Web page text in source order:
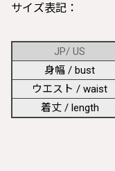
サイズ表記：
JP/ US
身幅 / bust
ウエスト / waist
着丈 / length